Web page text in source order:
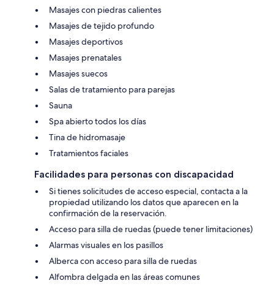
Masajes con piedras calientes
Masajes de tejido profundo
Masajes deportivos
Masajes prenatales
Masajes suecos
Salas de tratamiento para parejas
Sauna
Spa abierto todos los días
Tina de hidromasaje
Tratamientos faciales
Facilidades para personas con discapacidad
Si tienes solicitudes de acceso especial, contacta a la
propiedad utilizando los datos que aparecen en la
confirmación de la reservación.
Acceso para silla de ruedas (puede tener limitaciones)
Alarmas visuales en los pasillos
Alberca con acceso para silla de ruedas
Alfombra delgada en las áreas comunes